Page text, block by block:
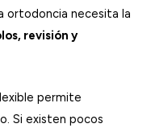
ortodoncia necesita la
revisión y
permite
Si existen pocos